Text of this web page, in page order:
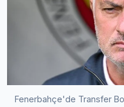
Fenerbahçe'de Transfer